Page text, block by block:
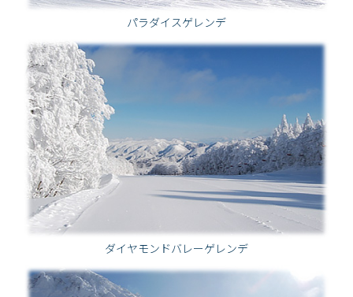
パラダイスゲレンデ
ダイヤモンドバレーゲレンデ